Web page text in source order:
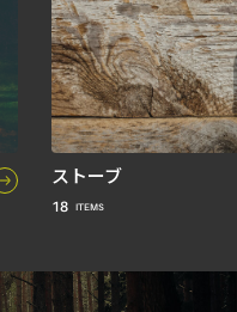
ストーブ
18